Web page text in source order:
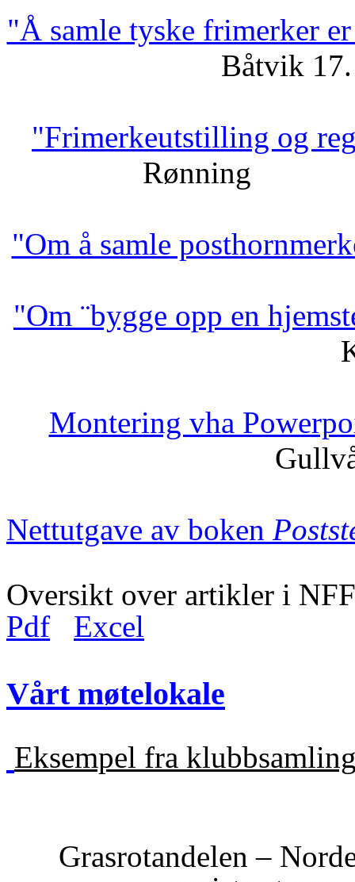
"Å samle tyske frimerker
Båtvik
"Frimerkeutstilling og
Rønning
"Om å samle
"Om ¨bygge opp en
Montering vha
Nettutgave av boken
Oversikt over artikler i
Pdf
Excel
Vårt møtelokale
Eksempel fra
Grasrotandelen –